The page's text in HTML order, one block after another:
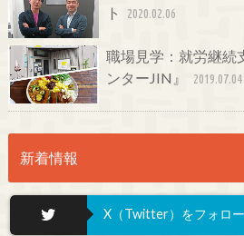
ト
2020.02.06
職場見学：就労継続
ンターJIN』
2019.07.04
新着情報
X（Twitter）をフォロ